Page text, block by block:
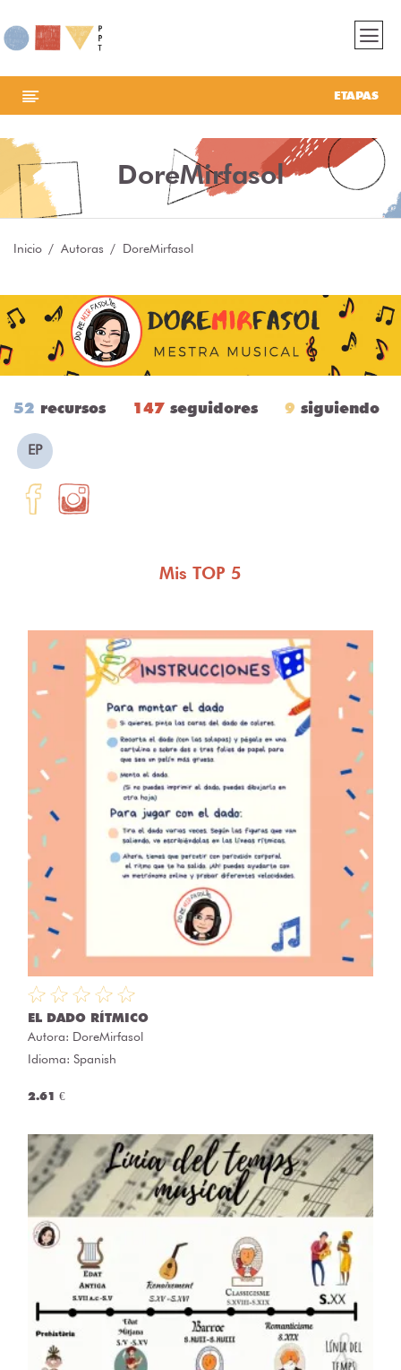
ETAPAS
DoreMirfasol
Inicio Autoras DoreMirfasol
52 recursos 147 seguidores 9 siguiendo
EP
Mis TOP 5
EL DADO RÍTMICO
Autora: DoreMirfasol
Idioma: Spanish
2.61 €